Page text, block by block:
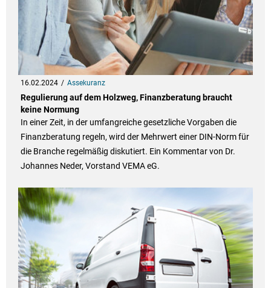
16.02.2024 Assekuranz
Regulierung auf dem Holzweg, Finanzberatung braucht
keine Normung
In einer Zeit, in der umfangreiche gesetzliche Vorgaben die
Finanzberatung regeln, wird der Mehrwert einer DIN-Norm für
die Branche regelmäßig diskutiert. Ein Kommentar von Dr.
Johannes Neder, Vorstand VEMA eG.